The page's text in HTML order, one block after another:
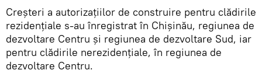
Creşteri a autorizaţiilor de construire pentru clădirile
rezidenţiale s-au înregistrat în Chişinău, regiunea de
dezvoltare Centru şi regiunea de dezvoltare Sud, iar
pentru clădirile nerezidenţiale, în regiunea de
dezvoltare Centru.